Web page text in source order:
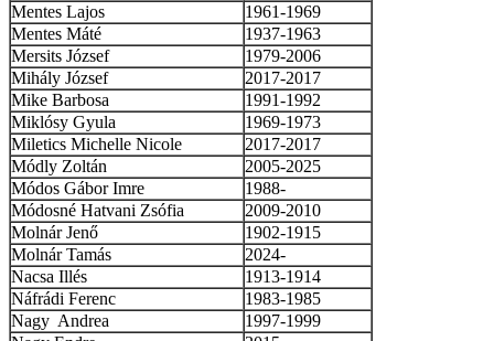
Mentes Lajos
1961-1969
Mentes Máté
1937-1963
Mersits József
1979-2006
Mihály József
2017-2017
Mike Barbosa
1991-1992
Miklósy Gyula
1969-1973
Miletics Michelle Nicole
2017-2017
Módly Zoltán
2005-2025
Módos Gábor Imre
1988-
Módosné Hatvani Zsófia
2009-2010
Molnár Jenő
1902-1915
Molnár Tamás
2024-
Nacsa Illés
1913-1914
Náfrádi Ferenc
1983-1985
Nagy Andrea
1997-1999